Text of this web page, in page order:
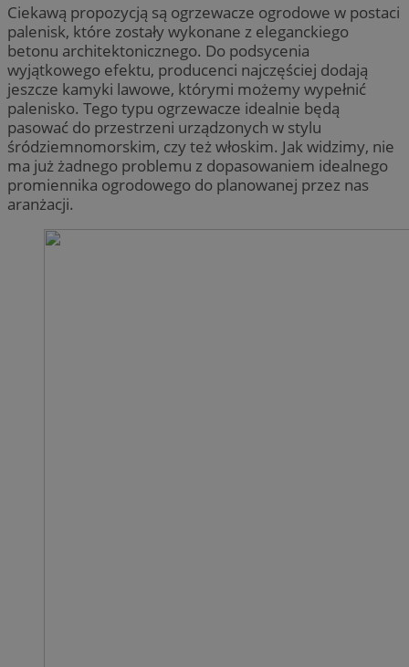
Ciekawą propozycją są ogrzewacze ogrodowe w postaci
palenisk, które zostały wykonane z eleganckiego
betonu architektonicznego. Do podsycenia
wyjątkowego efektu, producenci najczęściej dodają
jeszcze kamyki lawowe, którymi możemy wypełnić
palenisko. Tego typu ogrzewacze idealnie będą
pasować do przestrzeni urządzonych w stylu
śródziemnomorskim, czy też włoskim. Jak widzimy, nie
ma już żadnego problemu z dopasowaniem idealnego
promiennika ogrodowego do planowanej przez nas
aranżacji.